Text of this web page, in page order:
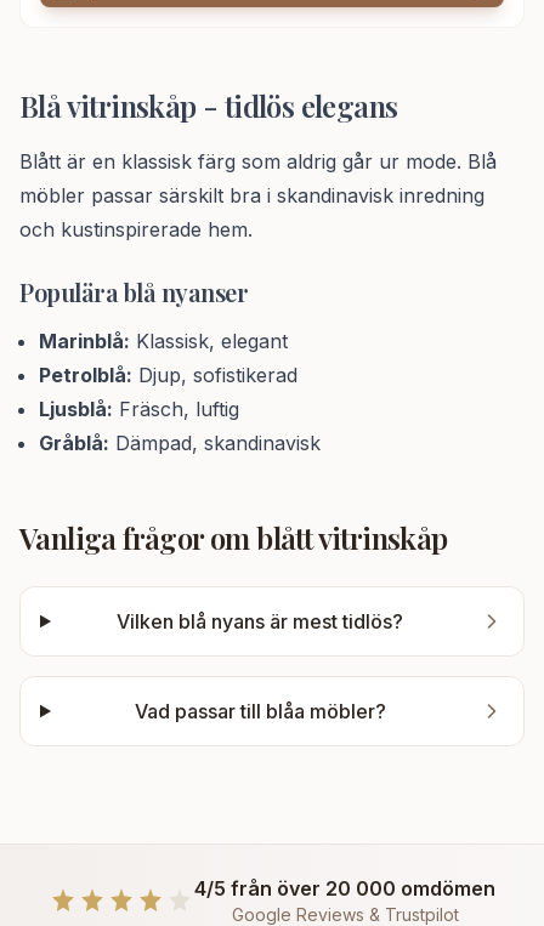
Blå vitrinskåp - tidlös elegans
Blått är en klassisk färg som aldrig går ur mode. Blå
möbler passar särskilt bra i skandinavisk inredning
och kustinspirerade hem.
Populära blå nyanser
Marinblå: Klassisk, elegant
Petrolblå: Djup, sofistikerad
Ljusblå: Fräsch, luftig
Gråblå: Dämpad, skandinavisk
Vanliga frågor omblått vitrinskåp
Vilken blå nyans är mest tidlös?
Vad passar till blåa möbler?
4/5 från över 20 000 omdömen
Google Reviews & Trustpilot